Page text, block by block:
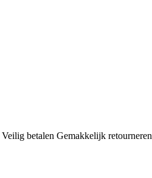
Veilig betalen Gemakkelijk retourneren